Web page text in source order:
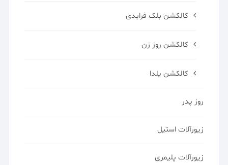
کالکشن بلک فرایدی
کالکشن روز زن
کالکشن یلدا
روز پدر
زیورآلات استیل
زیورآلات پلیمری